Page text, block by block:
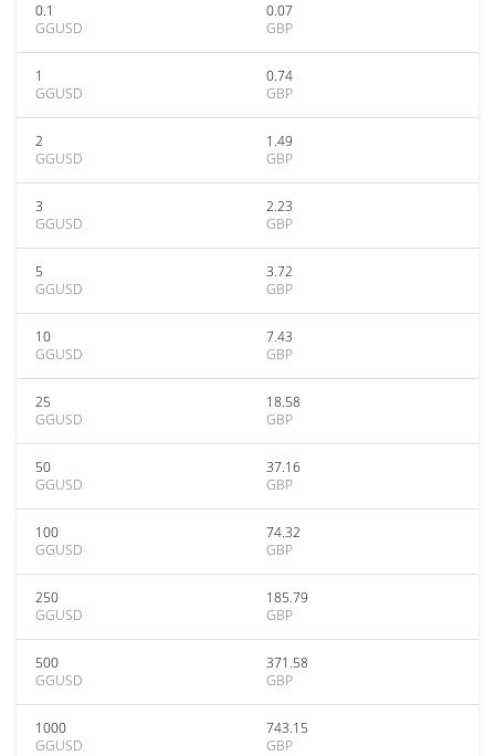
0.1
GGUSD
0.07
GBP
1
GGUSD
0.74
GBP
2
GGUSD
1.49
GBP
3
GGUSD
2.23
GBP
5
GGUSD
3.72
GBP
10
GGUSD
7.43
GBP
25
GGUSD
18.58
GBP
50
GGUSD
37.16
GBP
100
GGUSD
74.32
GBP
250
GGUSD
185.79
GBP
500
GGUSD
371.58
GBP
1000
GGUSD
743.15
GBP